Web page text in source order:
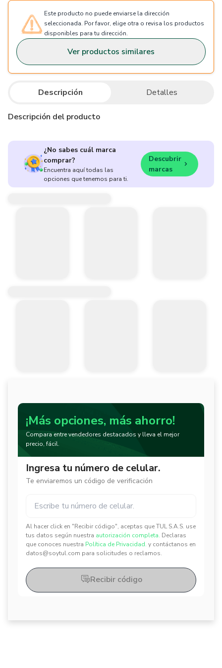
Este producto no puede enviarse la dirección
seleccionada. Por favor, elige otra o revisa los productos
disponibles para tu dirección.
Ver productos similares
Descripción Detalles
Descripción del producto
¿No sabes cuál marca
comprar?
Encuentra aquí todas las
opciones que tenemos para ti.
Descubrir
marcas
¡Más opciones, más ahorro!
Compara entre vendedores destacados y lleva el mejor
precio, fácil.
Ingresa tu número de celular.
Te enviaremos un código de verificación
Al hacer click en "Recibir código", aceptas que TUL S.A.S. use
tus datos según nuestra autorización completa. Declaras
que conoces nuestra Política de Privacidad. y contáctanos en
datos@soytul.com para solicitudes o reclamos.
✕
✕
Recibir código